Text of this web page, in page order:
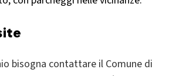
bisogna contattare il Comune di